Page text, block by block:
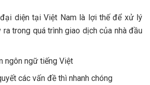
diện tại Việt Nam là lợi thế để xử lý
ra trong quá trình giao dịch của nhà đầu
ngôn ngữ tiếng Việt
các vấn đề thì nhanh chóng